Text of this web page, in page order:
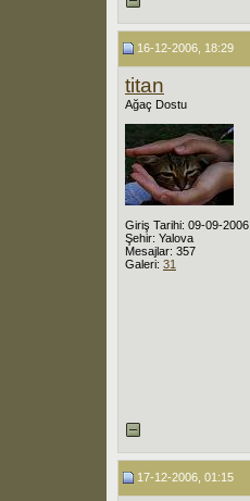
16-12-2006, 18:29
titan
Ağaç Dostu
Giriş Tarihi: 09-09-2006
Şehir: Yalova
Mesajlar: 357
Galeri: 31
17-12-2006, 01:15